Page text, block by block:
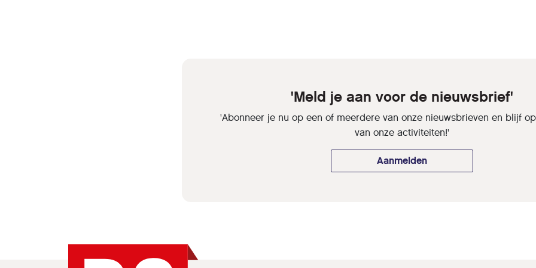
'Meld je aan voor de nieuwsbrief'
'Abonneer je nu op een of meerdere van onze nieuwsbrieven en blijf
van onze activiteiten!'
Aanmelden